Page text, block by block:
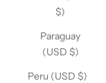
$)
Paraguay
(USD $)
Peru (USD $)